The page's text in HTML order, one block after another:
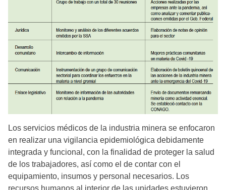
Los servicios médicos de la industria minera se enfocaron
en realizar una vigilancia epidemiológica debidamente
integrada y funcional, con la finalidad de proteger la salud
de los trabajadores, así como el de contar con el
equipamiento, insumos y personal necesarios. Los